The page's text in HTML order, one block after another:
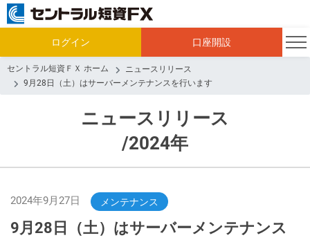
ログイン 口座開設
セントラル短資ＦＸ ホーム
ニュースリリース
9月28日（土）はサーバーメンテナンスを行います
ニュースリリース
/2024年
2024年9月27日 メンテナンス
9月28日（土）はサーバーメンテナンス